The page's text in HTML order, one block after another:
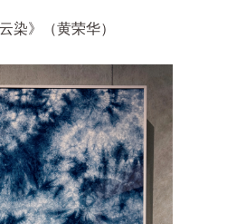
染》（黄荣华）